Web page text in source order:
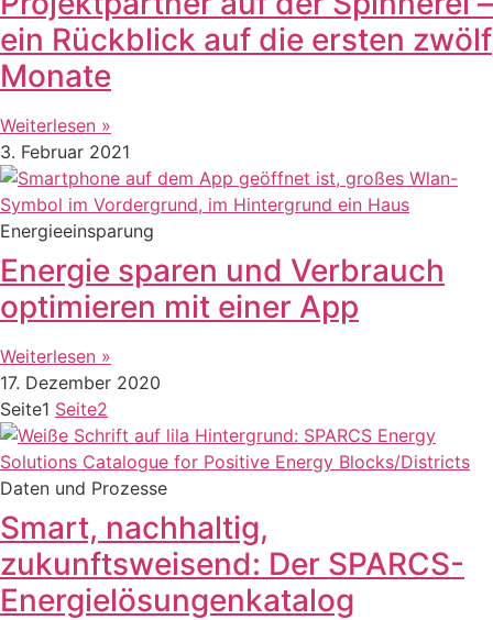
ein Rückblick auf die ersten zwölf
Monate
Weiterlesen »
3. Februar 2021
Energieeinsparung
Energie sparen und Verbrauch
optimieren mit einer App
Weiterlesen »
17. Dezember 2020
Seite1 Seite2
Daten und Prozesse
Smart, nachhaltig,
zukunftsweisend: Der SPARCS-
Energielösungenkatalog